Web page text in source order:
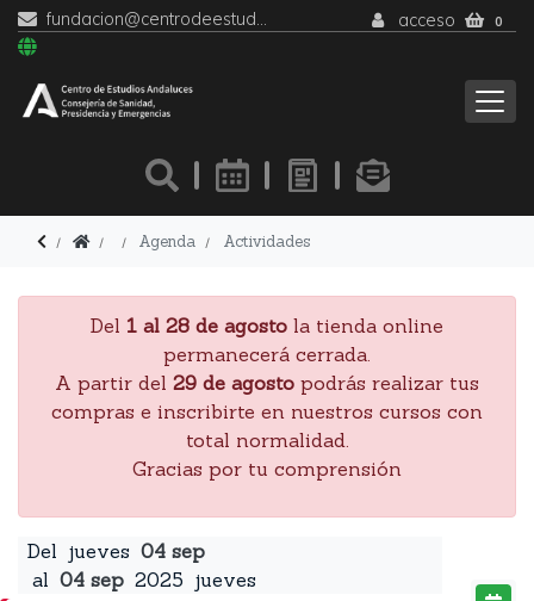
fundacion@centrodeestudiosandaluces.es acceso 0
Agenda Actividades
Del 1 al 28 de agosto la tienda online
permanecerá cerrada.
A partir del 29 de agosto podrás realizar tus
compras e inscribirte en nuestros cursos con
total normalidad.
Gracias por tu comprensión
Del jueves 04 sep
al 04 sep 2025 jueves